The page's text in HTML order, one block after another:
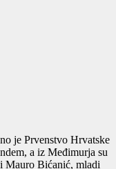
je Prvenstvo Hrvatske
a iz Međimurja su
Mauro Bićanić, mladi